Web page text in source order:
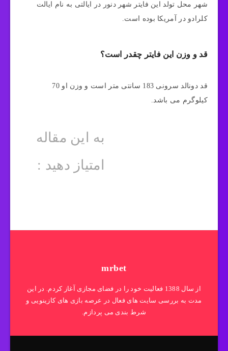
شهر محل تولد این فایتر شهر دنور در ایالتی به نام ایالت
کلرادو در آمریکا بوده است.
قد و وزن این فایتر چقدر است؟
قد دونالد سرونی 183 سانتی متر است و وزن او 70
کیلوگرم می باشد.
به این مقاله
امتیاز دهید :
mrbet
از سال 1388 فعالیت خود را در فضای مجازی آغاز کردم. در این
مدت به بررسی سایت های فعال در عرصه بازی های کازینویی و
شرط بندی می پردازم.